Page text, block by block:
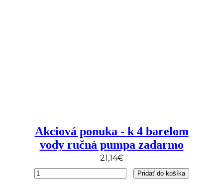
Akciová ponuka - k 4 barelom
vody ručná pumpa zadarmo
21,14€
množstvo
Akciová
Pridať do košíka